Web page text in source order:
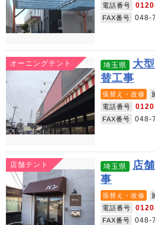
電話番号
FAX番号 048-
オーニングテント 埼玉県
大
替工事
張替え・改修
電話番号
FAX番号 048-
店舗テント 埼玉県
店
事
張替え・改修
電話番号
FAX番号 048-